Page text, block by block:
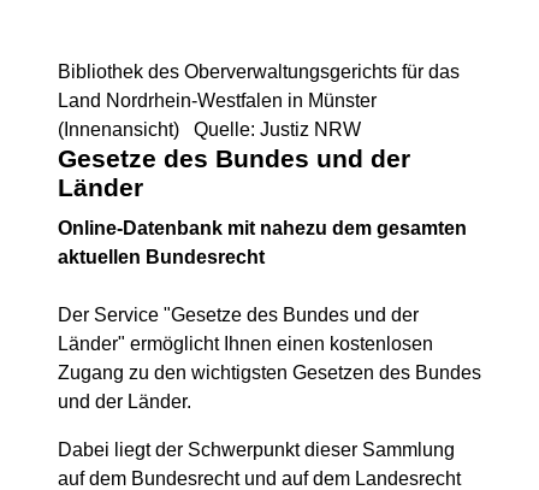
Bibliothek des Oberverwaltungsgerichts für das
Land Nordrhein-Westfalen in Münster
(Innenansicht) Quelle: Justiz NRW
Gesetze des Bundes und der
Länder
Online-Datenbank mit nahezu dem gesamten
aktuellen Bundesrecht
Der Service "Gesetze des Bundes und der
Länder" ermöglicht Ihnen einen kostenlosen
Zugang zu den wichtigsten Gesetzen des Bundes
und der Länder.
Dabei liegt der Schwerpunkt dieser Sammlung
auf dem Bundesrecht und auf dem Landesrecht